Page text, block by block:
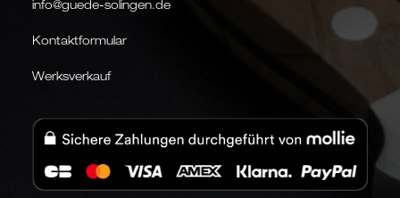
info@guede-solingen.de
Kontaktformular
Werksverkauf